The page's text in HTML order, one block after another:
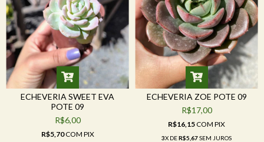
ECHEVERIA SWEET EVA
POTE 09
R$6,00
R$5,70COM PIX
ECHEVERIA ZOE POTE 09
R$17,00
R$16,15COM PIX
3X DER$5,67SEM JUROS